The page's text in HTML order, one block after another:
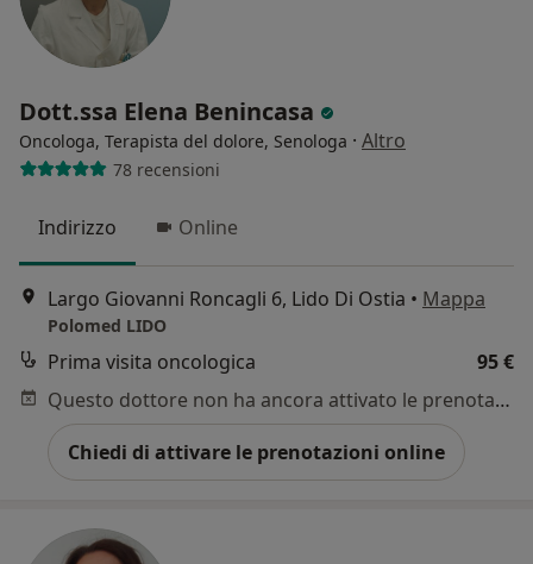
Dott.ssa Elena Benincasa
Oncologa, Terapista del dolore, Senologa · Altro
78 recensioni
Indirizzo Online
Largo Giovanni Roncagli 6, Lido Di Ostia • Mappa
Polomed LIDO
Prima visita oncologica
95 €
Questo dottore non ha ancora attivato le prenotazioni online presso questo indirizzo.
Chiedi di attivare le prenotazioni online